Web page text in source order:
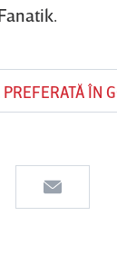
PREFERATĂ ÎN